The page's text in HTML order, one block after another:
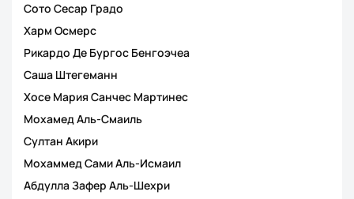
Сото Сесар Градо
Харм Осмерс
Рикардо Де Бургос Бенгоэчеа
Саша Штегеманн
Хосе Мария Санчес Мартинес
Мохамед Аль-Смаиль
Султан Акири
Мохаммед Сами Аль-Исмаил
Абдулла Зафер Аль-Шехри